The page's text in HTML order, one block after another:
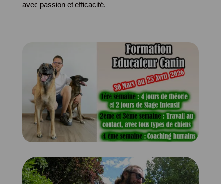
avec passion et efficacité.